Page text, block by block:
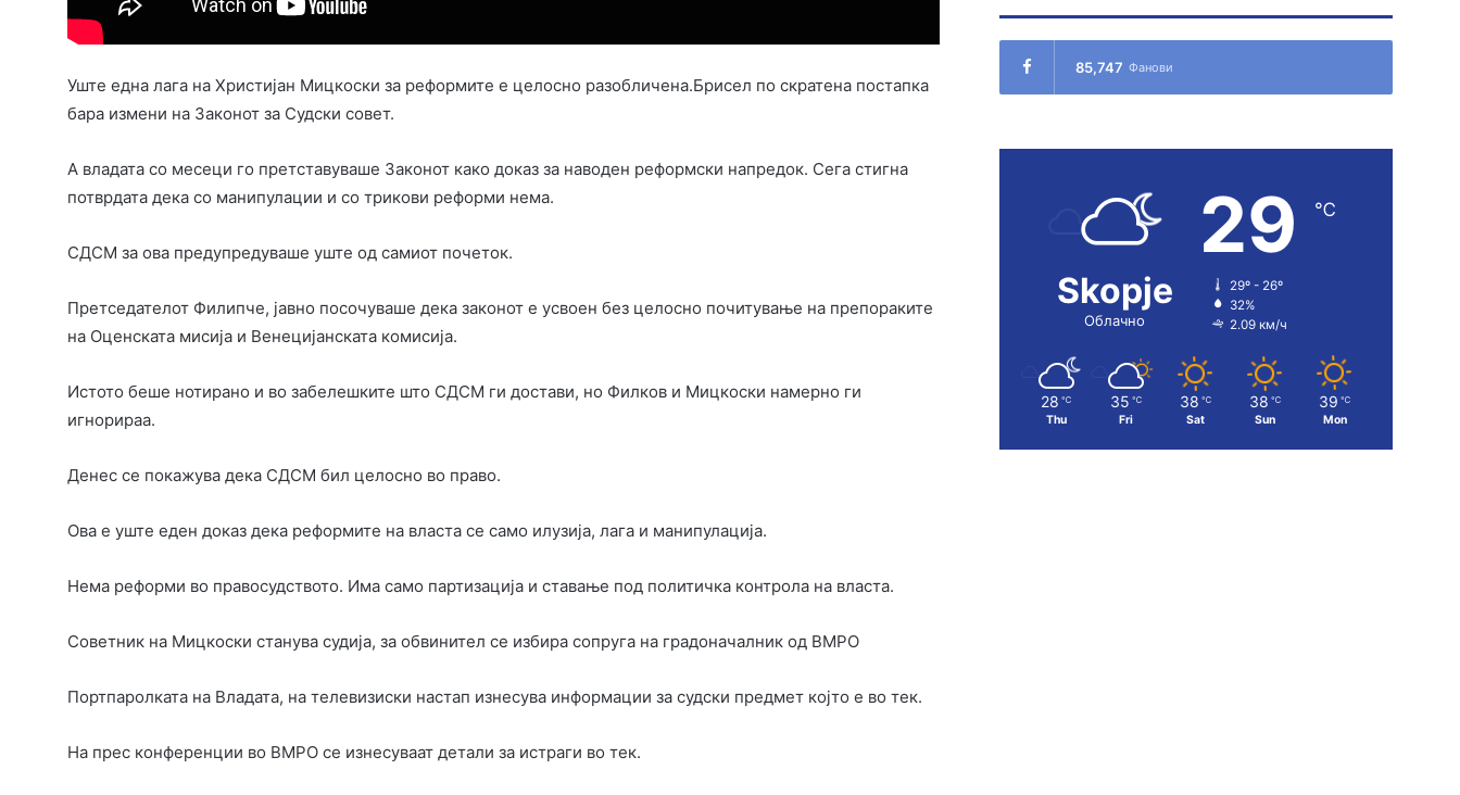
Уште една лага на Христијан Мицкоски за реформите е целосно разобличена.Брисел по скратена постапка
бара измени на Законот за Судски совет.
А владата со месеци го претставуваше Законот како доказ за наводен реформски напредок. Сега стигна
потврдата дека со манипулации и со трикови реформи нема.
СДСМ за ова предупредуваше уште од самиот почеток.
Претседателот Филипче, јавно посочуваше дека законот е усвоен без целосно почитување на препораките
на Оценската мисија и Венецијанската комисија.
Истото беше нотирано и во забелешките што СДСМ ги достави, но Филков и Мицкоски намерно ги
игнорираа.
Денес се покажува дека СДСМ бил целосно во право.
Ова е уште еден доказ дека реформите на власта се само илузија, лага и манипулација.
Нема реформи во правосудството. Има само партизација и ставање под политичка контрола на власта.
Советник на Мицкоски станува судија, за обвинител се избира сопруга на градоначалник од ВМРО
Портпаролката на Владата, на телевизиски настап изнесува информации за судски предмет којто е во тек.
На прес конференции во ВМРО се изнесуваат детали за истраги во тек.
85,747 Фанови
Skopje
Облачно
29 ℃
29º - 26º
32%
2.09 км/ч
28 ℃
Thu
35 ℃
Fri
38 ℃
Sat
38 ℃
Sun
39 ℃
Mon